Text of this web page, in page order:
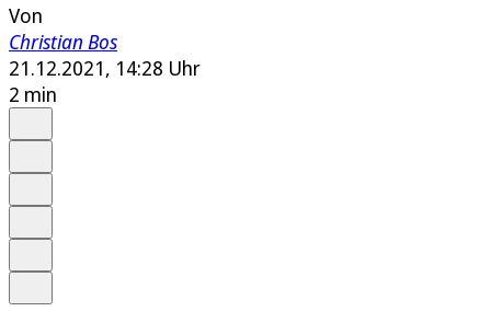
Von
Christian Bos
21.12.2021, 14:28 Uhr
2 min